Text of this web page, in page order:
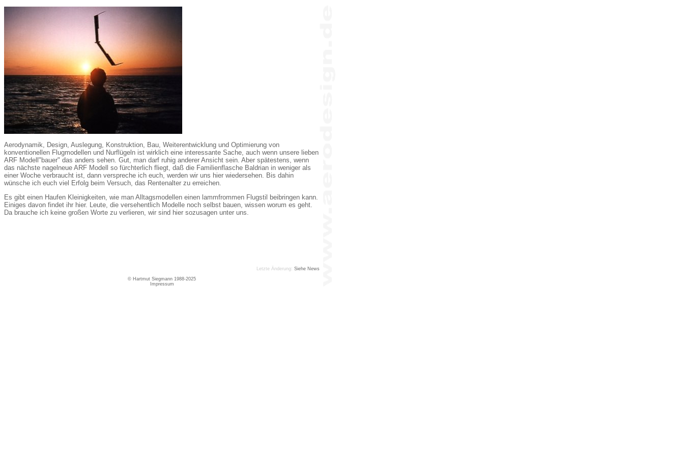
Aerodynamik, Design, Auslegung, Konstruktion, Bau, Weiterentwicklung und Optimierung von
konventionellen Flugmodellen und Nurflügeln ist wirklich eine interessante Sache, auch wenn unsere lieben
ARF Modell"bauer" das anders sehen. Gut, man darf ruhig anderer Ansicht sein. Aber spätestens, wenn
das nächste nagelneue ARF Modell so fürchterlich fliegt, daß die Familienflasche Baldrian in weniger als
einer Woche verbraucht ist, dann verspreche ich euch, werden wir uns hier wiedersehen. Bis dahin
wünsche ich euch viel Erfolg beim Versuch, das Rentenalter zu erreichen.
Es gibt einen Haufen Kleinigkeiten, wie man Alltagsmodellen einen lammfrommen Flugstil beibringen kann.
Einiges davon findet ihr hier. Leute, die versehentlich Modelle noch selbst bauen, wissen worum es geht.
Da brauche ich keine großen Worte zu verlieren, wir sind hier sozusagen unter uns.
Letzte Änderung: Siehe News
© Hartmut Siegmann 1988-2025
Impressum